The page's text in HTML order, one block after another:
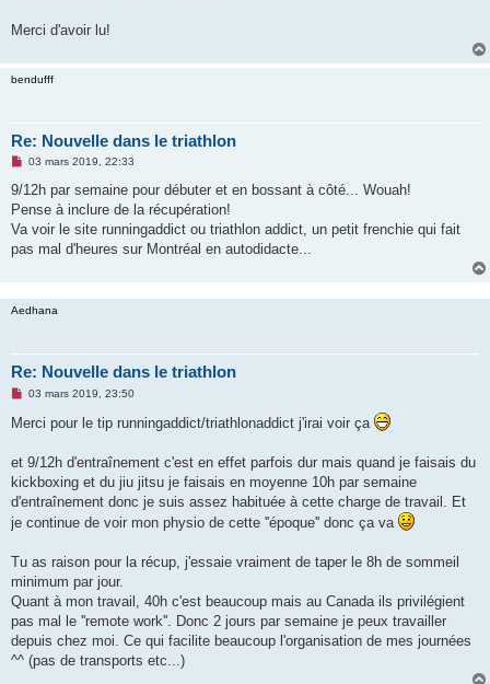
Merci d'avoir lu!
bendufff
Re: Nouvelle dans le triathlon
M
s
a
g
n
u
03 mars 2019, 22:33
9/12h par semaine pour débuter et en bossant à côté... Wouah!
Pense à inclure de la récupération!
Va voir le site runningaddict ou triathlon addict, un petit frenchie qui fait
pas mal d'heures sur Montréal en autodidacte...
Aedhana
Re: Nouvelle dans le triathlon
M
s
s
g
e
n
o
n
03 mars 2019, 23:50
Merci pour le tip runningaddict/triathlonaddict j'irai voir ça
et 9/12h d'entraînement c'est en effet parfois dur mais quand je faisais du
kickboxing et du jiu jitsu je faisais en moyenne 10h par semaine
d'entraînement donc je suis assez habituée à cette charge de travail. Et
je continue de voir mon physio de cette ''époque'' donc ça va
Tu as raison pour la récup, j'essaie vraiment de taper le 8h de sommeil
minimum par jour.
Quant à mon travail, 40h c'est beaucoup mais au Canada ils privilégient
pas mal le ''remote work''. Donc 2 jours par semaine je peux travailler
depuis chez moi. Ce qui facilite beaucoup l'organisation de mes journées
^^ (pas de transports etc...)